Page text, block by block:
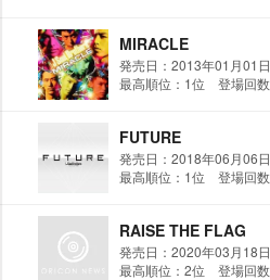
MIRACLE
発売日：2013年01月01日
最高順位：1位 登場回
FUTURE
発売日：2018年06月06日
最高順位：1位 登場回
RAISE THE FLAG
発売日：2020年03月18日
最高順位：2位 登場回